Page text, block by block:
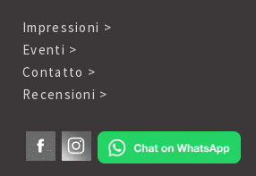
Impressioni >
Eventi >
Contatto >
Recensioni >